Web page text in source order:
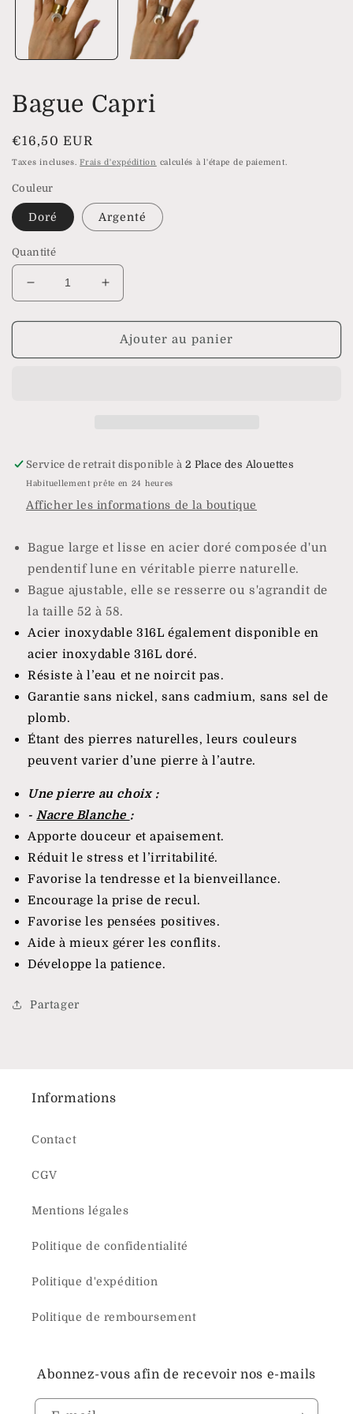
modale
Bague Capri
Prix
habituel
€16,50 EUR
Taxes incluses. Frais d'expédition calculés à l'étape de paiement.
Couleur
Doré Argenté
Quantité
Réduire
la
quantité
Bague
Augmenter
la
quantité
Bague
Ajouter au panier
Service de retrait disponible à 2 Place des Alouettes
Habituellement prête en 24 heures
Afficher les informations de la boutique
Bague large et lisse en acier doré composée d'un
pendentif lune en véritable pierre naturelle.
Bague ajustable, elle se resserre ou s'agrandit de
la taille 52 à 58.
Acier inoxydable 316L également disponible en
acier inoxydable 316Ldoré.
Résiste à l’eau et ne noircit pas.
Garantie sans nickel, sans cadmium, sans sel de
plomb.
Étant des pierres naturelles, leurs couleurs
peuvent varier d’une pierre à l’autre.
Une pierre au choix :
-Nacre Blanche :
Apporte douceur et apaisement.
Réduit le stress et l’irritabilité.
Favorise la tendresse et la bienveillance.
Encourage la prise de recul.
Favorise les pensées positives.
Aide à mieux gérer les conflits.
Développe la patience.
Partager
Informations
Contact
CGV
Mentions légales
Politique de confidentialité
Politique d'expédition
Politique de remboursement
Abonnez-vous afin de recevoir nos e-mails